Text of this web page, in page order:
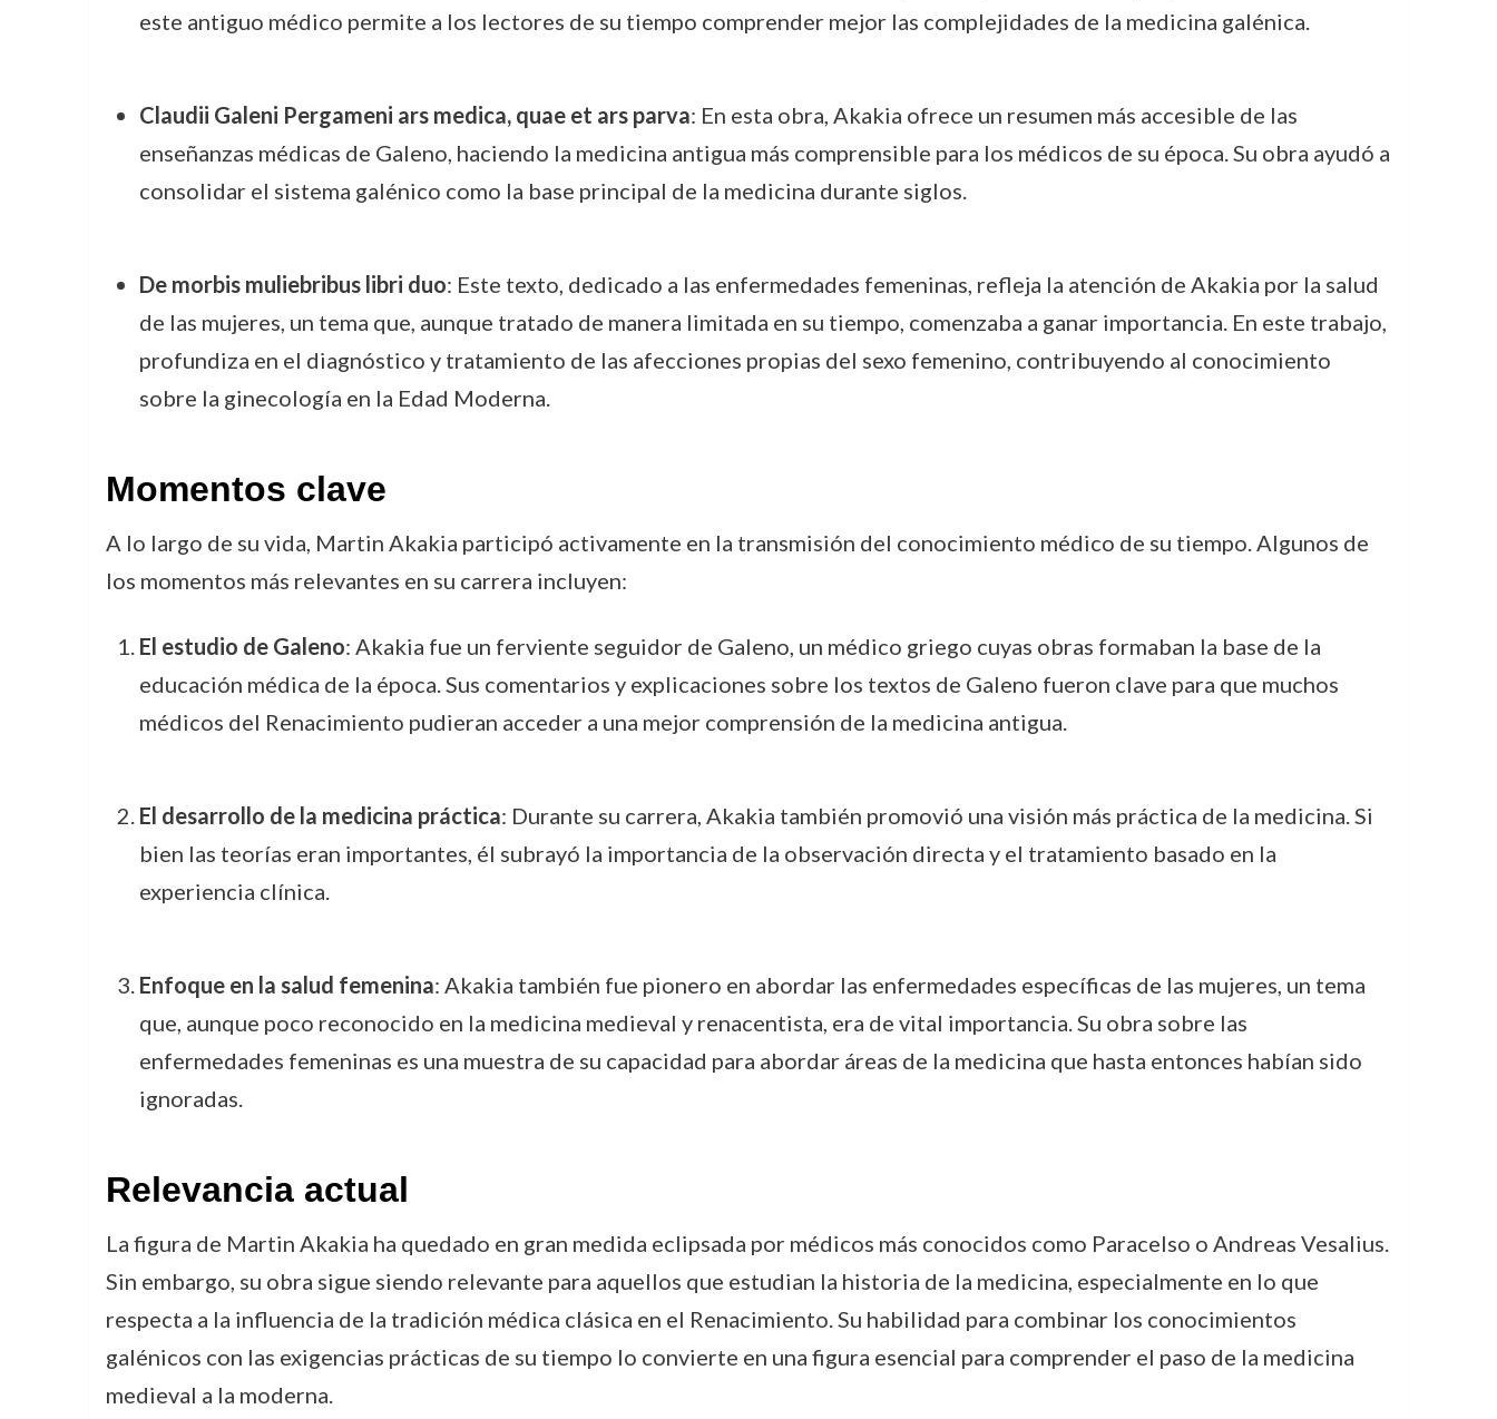
este antiguo médico permite a los lectores de su tiempo comprender mejor las complejidades de la medicina galénica.
Claudii Galeni Pergameni ars medica, quae et ars parva: En esta obra, Akakia ofrece un resumen más accesible de las
enseñanzas médicas de Galeno, haciendo la medicina antigua más comprensible para los médicos de su época. Su obra ayudó a
consolidar el sistema galénico como la base principal de la medicina durante siglos.
De morbis muliebribus libri duo: Este texto, dedicado a las enfermedades femeninas, refleja la atención de Akakia por la salud
de las mujeres, un tema que, aunque tratado de manera limitada en su tiempo, comenzaba a ganar importancia. En este trabajo,
profundiza en el diagnóstico y tratamiento de las afecciones propias del sexo femenino, contribuyendo al conocimiento
sobre la ginecología en la Edad Moderna.
Momentos clave
A lo largo de su vida, Martin Akakia participó activamente en la transmisión del conocimiento médico de su tiempo. Algunos de
los momentos más relevantes en su carrera incluyen:
El estudio de Galeno: Akakia fue un ferviente seguidor de Galeno, un médico griego cuyas obras formaban la base de la
educación médica de la época. Sus comentarios y explicaciones sobre los textos de Galeno fueron clave para que muchos
médicos del Renacimiento pudieran acceder a una mejor comprensión de la medicina antigua.
El desarrollo de la medicina práctica: Durante su carrera, Akakia también promovió una visión más práctica de la medicina. Si
bien las teorías eran importantes, él subrayó la importancia de la observación directa y el tratamiento basado en la
experiencia clínica.
Enfoque en la salud femenina: Akakia también fue pionero en abordar las enfermedades específicas de las mujeres, un tema
que, aunque poco reconocido en la medicina medieval y renacentista, era de vital importancia. Su obra sobre las
enfermedades femeninas es una muestra de su capacidad para abordar áreas de la medicina que hasta entonces habían sido
ignoradas.
Relevancia actual
La figura de Martin Akakia ha quedado en gran medida eclipsada por médicos más conocidos como Paracelso o Andreas Vesalius.
Sin embargo, su obra sigue siendo relevante para aquellos que estudian la historia de la medicina, especialmente en lo que
respecta a la influencia de la tradición médica clásica en el Renacimiento. Su habilidad para combinar los conocimientos
galénicos con las exigencias prácticas de su tiempo lo convierte en una figura esencial para comprender el paso de la medicina
medieval a la moderna.